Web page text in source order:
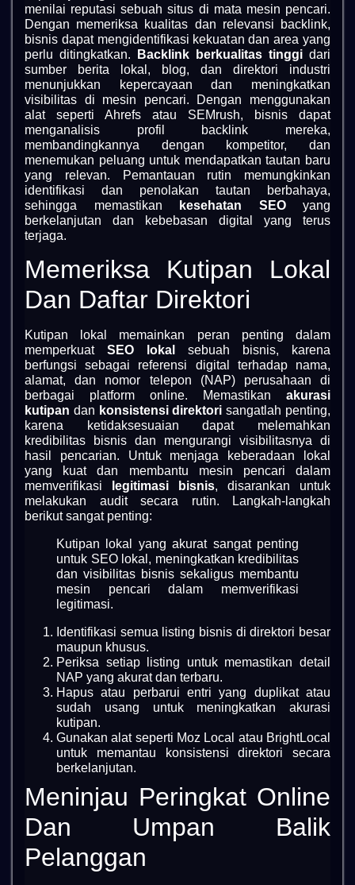
menilai reputasi sebuah situs di mata mesin pencari.
Dengan memeriksa kualitas dan relevansi backlink,
bisnis dapat mengidentifikasi kekuatan dan area yang
perlu ditingkatkan.
Backlink berkualitas tinggi dari
sumber berita lokal, blog, dan direktori industri
menunjukkan kepercayaan dan meningkatkan
visibilitas di mesin pencari. Dengan menggunakan
alat seperti Ahrefs atau SEMrush, bisnis dapat
menganalisis profil backlink mereka,
membandingkannya dengan kompetitor, dan
menemukan peluang untuk mendapatkan tautan baru
yang relevan. Pemantauan rutin memungkinkan
identifikasi dan penolakan tautan berbahaya,
sehingga memastikan
kesehatan SEOyang
berkelanjutan dan kebebasan digital yang terus
terjaga.
Memeriksa Kutipan Lokal
Dan Daftar Direktori
Kutipan lokal memainkan peran penting dalam
memperkuat SEO lokal
sebuah bisnis, karena
berfungsi sebagai referensi digital terhadap nama,
alamat, dan nomor telepon (NAP) perusahaan di
berbagai platform online. Memastikan akurasi
kutipan dan konsistensi direktori sangatlah penting,
karena ketidaksesuaian dapat melemahkan
kredibilitas bisnis dan mengurangi visibilitasnya di
hasil pencarian. Untuk menjaga keberadaan lokal
yang kuat dan membantu mesin pencari dalam
memverifikasi
legitimasi bisnis, disarankan untuk
melakukan audit secara rutin. Langkah-langkah
berikut sangat penting:
Kutipan lokal yang akurat sangat penting
untuk SEO lokal, meningkatkan kredibilitas
dan visibilitas bisnis sekaligus membantu
mesin pencari dalam memverifikasi
legitimasi.
Identifikasi semua listing bisnis di direktori besar
maupun khusus.
Periksa setiap listing untuk memastikan detail
NAP yang akurat dan terbaru.
Hapus atau perbarui entri yang duplikat atau
sudah usang untuk meningkatkan akurasi
kutipan.
Gunakan alat seperti Moz Local atau BrightLocal
untuk memantau konsistensi direktori secara
berkelanjutan.
Meninjau Peringkat Online
Dan Umpan Balik
Pelanggan